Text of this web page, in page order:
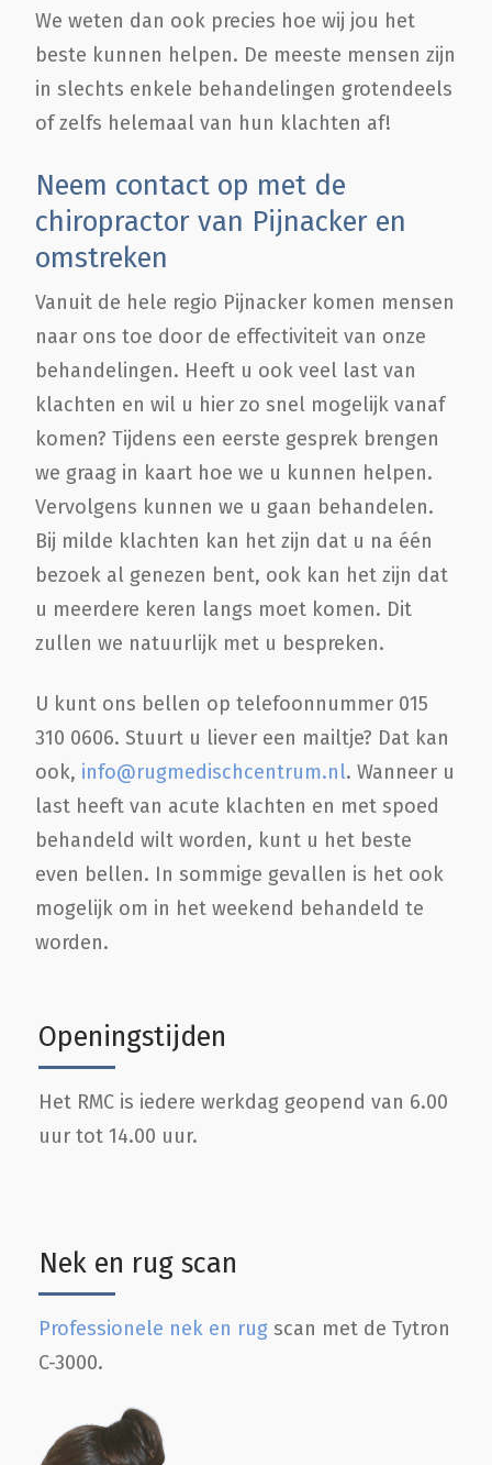
Openingstijden
Het RMC is iedere werkdag geopend van 6.00
uur tot 14.00 uur.
Nek en rug scan
Professionele nek en rug scan met de Tytron
C-3000.
We weten dan ook precies hoe wij jou het
beste kunnen helpen. De meeste mensen zijn
in slechts enkele behandelingen grotendeels
of zelfs helemaal van hun klachten af!
Neem contact op met de
chiropractor van Pijnacker en
omstreken
Vanuit de hele regio Pijnacker komen mensen
naar ons toe door de effectiviteit van onze
behandelingen. Heeft u ook veel last van
klachten en wil u hier zo snel mogelijk vanaf
komen? Tijdens een eerste gesprek brengen
we graag in kaart hoe we u kunnen helpen.
Vervolgens kunnen we u gaan behandelen.
Bij milde klachten kan het zijn dat u na één
bezoek al genezen bent, ook kan het zijn dat
u meerdere keren langs moet komen. Dit
zullen we natuurlijk met u bespreken.
U kunt ons bellen op telefoonnummer 015
310 0606. Stuurt u liever een mailtje? Dat kan
ook, info@rugmedischcentrum.nl. Wanneer u
last heeft van acute klachten en met spoed
behandeld wilt worden, kunt u het beste
even bellen. In sommige gevallen is het ook
mogelijk om in het weekend behandeld te
worden.